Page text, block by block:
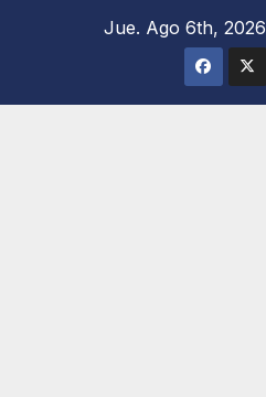
Jue. Ago 6th, 2026